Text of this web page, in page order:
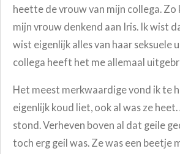
heette de vrouw van mijn collega. Zo
mijn vrouw denkend aan Iris. Ik wist
wist eigenlijk alles van haar seksuele
collega heeft het me allemaal
Het meest merkwaardige vond ik te
eigenlijk koud liet, ook al was ze
stond. Verheven boven al dat geile
toch erg geil was. Ze was een beetje